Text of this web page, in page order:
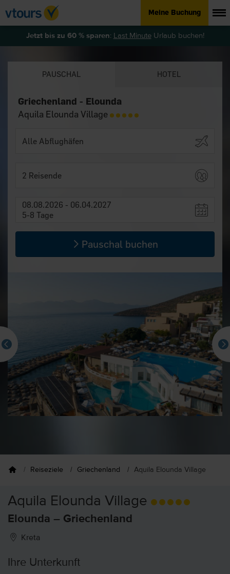
Meine Buchung
Jetzt bis zu 60 % sparen: Last MinuteUrlaub buchen!
PAUSCHAL HOTEL
Griechenland - Elounda
Aquila Elounda Village
2 Reisende
08.08.2026 - 06.04.2027
5-8 Tage
Pauschal buchen
Reiseziele Griechenland Aquila Elounda Village
Aquila Elounda Village
Elounda – Griechenland
Kreta
Ihre Unterkunft